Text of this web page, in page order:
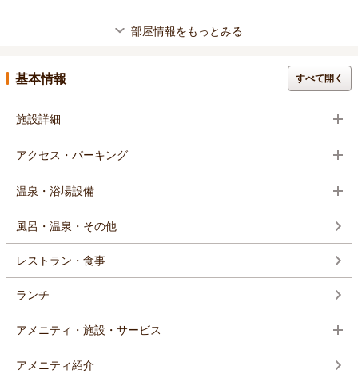
部屋情報をもっとみる
基本情報 すべて開く
施設詳細
アクセス・パーキング
温泉・浴場設備
風呂・温泉・その他
レストラン・食事
ランチ
アメニティ・施設・サービス
アメニティ紹介